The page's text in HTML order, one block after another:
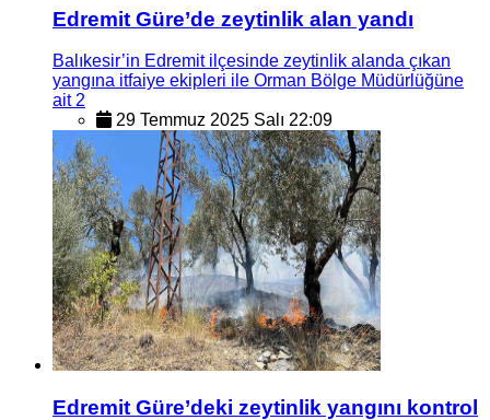
Edremit Güre’de zeytinlik alan yandı
Balıkesir’in Edremit ilçesinde zeytinlik alanda çıkan
yangına itfaiye ekipleri ile Orman Bölge Müdürlüğüne
ait 2
29 Temmuz 2025 Salı 22:09
Edremit Güre’deki zeytinlik yangını kontrol